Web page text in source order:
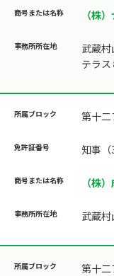
（株
武蔵
テラス
第十二
知事
（株
武蔵
第十二